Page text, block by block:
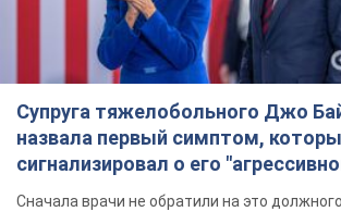
Отпуск Леси Никитюк в Карпатах
обернулся скандалом: почему
ведущую несправедливо
Знаменитость вышла на прямую
коммуникацию в сети и расставила все
над "i"
9 годин тому 12,4 т.